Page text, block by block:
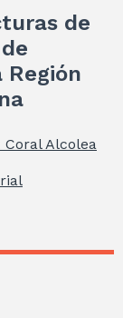
de
Coral Alcolea